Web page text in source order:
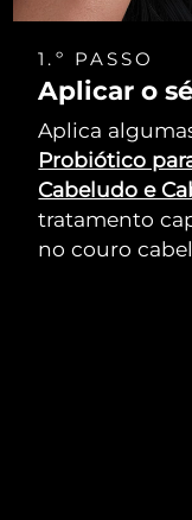
1.º PASSO
Aplicar o
Aplica
Probiótico
Cabeludo e
tratamento
no couro